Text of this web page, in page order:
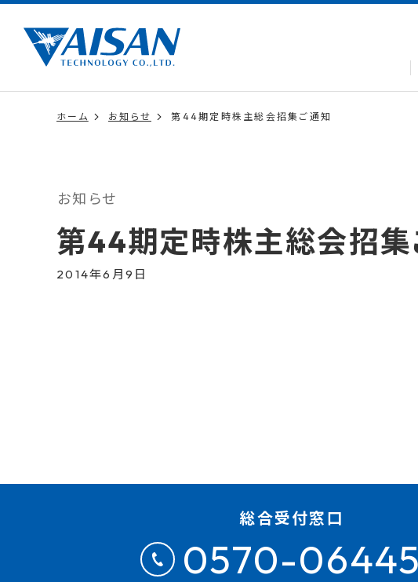
ホーム お知らせ 第44期定時株主総会招集ご通知
お知らせ
第44期定時株主総会招集
2014年6月9日
総合受付窓口
0570-